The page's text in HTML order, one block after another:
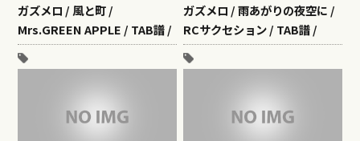
ガズメロ / 風と町 /
Mrs.GREEN APPLE / TAB譜 /
ガズメロ / 雨あがりの夜空に /
RCサクセション / TAB譜 /